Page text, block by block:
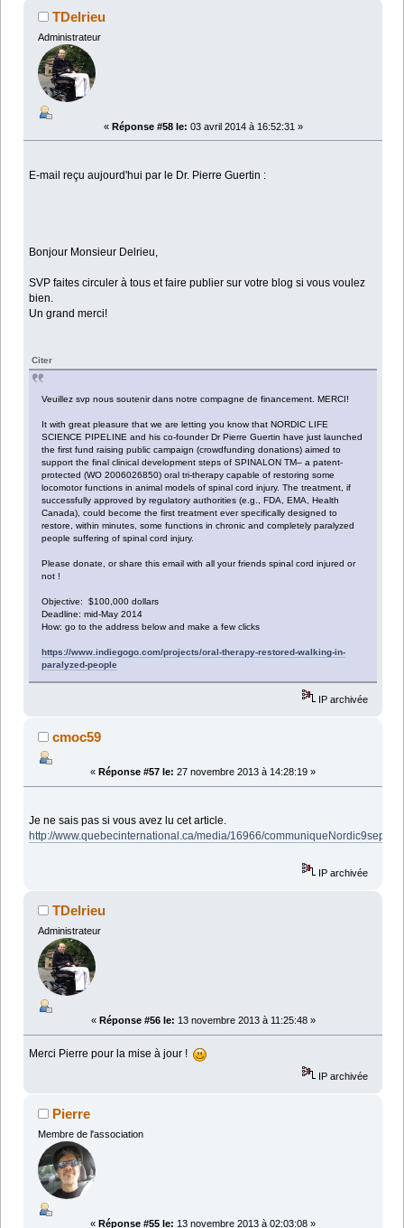
TDelrieu
Administrateur
« Réponse #58 le: 03 avril 2014 à 16:52:31 »
E-mail reçu aujourd'hui par le Dr. Pierre Guertin :
Bonjour Monsieur Delrieu,
SVP faites circuler à tous et faire publier sur votre blog si vous voulez
bien.
Un grand merci!
Citer
Veuillez svp nous soutenir dans notre compagne de financement. MERCI!
It with great pleasure that we are letting you know that NORDIC LIFE
SCIENCE PIPELINE and his co-founder Dr Pierre Guertin have just launched
the first fund raising public campaign (crowdfunding donations) aimed to
support the final clinical development steps of SPINALON TM– a patent-
protected (WO 2006026850) oral tri-therapy capable of restoring some
locomotor functions in animal models of spinal cord injury. The treatment, if
successfully approved by regulatory authorities (e.g., FDA, EMA, Health
Canada), could become the first treatment ever specifically designed to
restore, within minutes, some functions in chronic and completely paralyzed
people suffering of spinal cord injury.
Please donate, or share this email with all your friends spinal cord injured or
not !
Objective: $100,000 dollars
Deadline: mid-May 2014
How: go to the address below and make a few clicks
https://www.indiegogo.com/projects/oral-therapy-restored-walking-in-
paralyzed-people
IP archivée
cmoc59
« Réponse #57 le: 27 novembre 2013 à 14:28:19 »
Je ne sais pas si vous avez lu cet article.
http://www.quebecinternational.ca/media/16966/
IP archivée
TDelrieu
Administrateur
« Réponse #56 le: 13 novembre 2013 à 11:25:48 »
Merci Pierre pour la mise à jour !
IP archivée
Pierre
Membre de l'association
« Réponse #55 le: 13 novembre 2013 à 02:03:08 »